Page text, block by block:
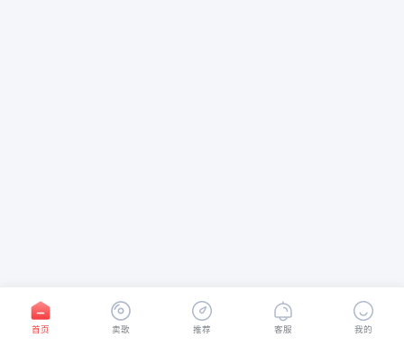
首页 卖歌 推荐 客服 我的